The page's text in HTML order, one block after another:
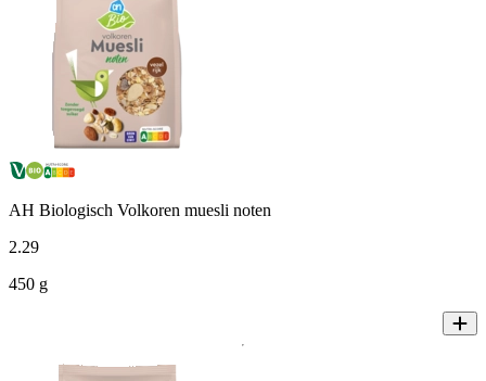
AH Biologisch Volkoren muesli noten
2.29
450 g